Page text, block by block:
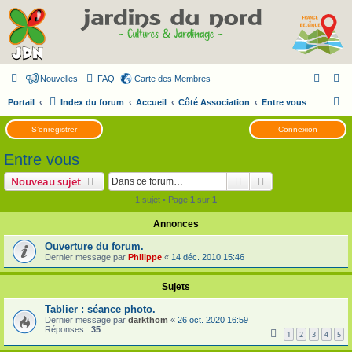
Nouvelles FAQ Carte des Membres
Portail Index du forum Accueil Côté Association Entre vous
e
c
c
h
r
S’enregistrer Connexion
Entre vous
Nouveau sujet Rechercher
1 sujet • Page 1 sur 1
Annonces
Ouverture du forum.
Dernier message par Philippe « 14 déc. 2010 15:46
Sujets
Tablier : séance photo.
Dernier message par darkthom « 26 oct. 2020 16:59
Réponses : 35
1 2 3 4 5